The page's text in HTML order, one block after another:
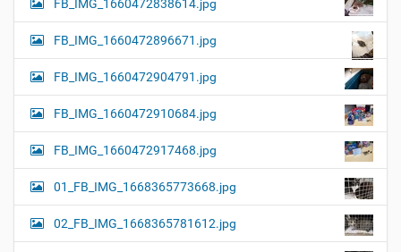
FB_IMG_1660472838614.jpg
FB_IMG_1660472896671.jpg
FB_IMG_1660472904791.jpg
FB_IMG_1660472910684.jpg
FB_IMG_1660472917468.jpg
01_FB_IMG_1668365773668.jpg
02_FB_IMG_1668365781612.jpg